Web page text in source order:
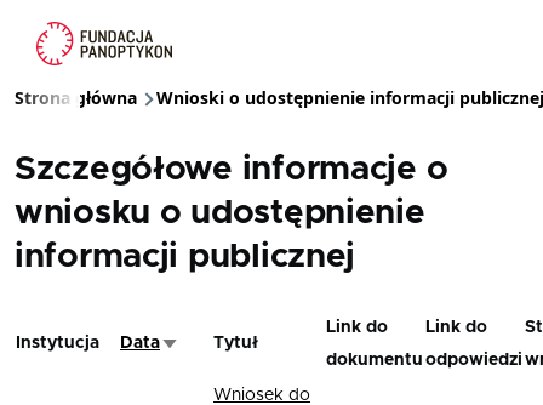
Ścieżka nawigacyjna
Strona główna Wnioski o udostępnienie informacji publicznej
Szczegółowe informacje o
wniosku o udostępnienie
informacji publicznej
Instytucja DataSortuj rosnąco
Tytuł
Link do
dokumentu
Link do
odpowiedzi
Wniosek do